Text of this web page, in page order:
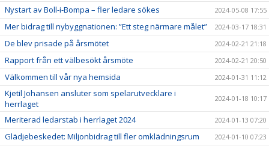
Nystart av Boll-i-Bompa – fler ledare sökes 2024-05-08 17:55
Mer bidrag till nybyggnationen: ”Ett steg närmare målet” 2024-03-17 18:31
De blev prisade på årsmötet 2024-02-21 21:18
Rapport från ett välbesökt årsmöte 2024-02-21 20:50
Välkommen till vår nya hemsida 2024-01-31 11:12
Kjetil Johansen ansluter som spelarutvecklare i
herrlaget
2024-01-18 10:17
Meriterad ledarstab i herrlaget 2024 2024-01-13 07:20
Glädjebeskedet: Miljonbidrag till fler omklädningsrum 2024-01-10 07:23